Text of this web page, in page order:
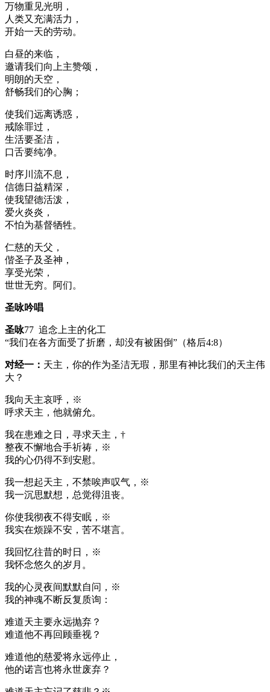
万物重见光明，
人类又充满活力，
开始一天的劳动。
白昼的来临，
邀请我们向上主赞颂，
明朗的天空，
舒畅我们的心胸；
使我们远离诱惑，
戒除罪过，
生活要圣洁，
口舌要纯净。
时序川流不息，
信德日益精深，
使我望德活泼，
爱火炎炎，
不怕为基督牺牲。
仁慈的天父，
偕圣子及圣神，
享受光荣，
世世无穷。阿们。
圣咏吟唱
圣咏77 追念上主的化工
“我们在各方面受了折磨，却没有被困倒”（格后4:8）
对经一： 天主，你的作为圣洁无瑕，那里有神比我们的天主伟
大？
我向天主哀呼，※
呼求天主，他就俯允。
我在患难之日，寻求天主，†
整夜不懈地合手祈祷，※
我的心仍得不到安慰。
我一想起天主，不禁唉声叹气，※
我一沉思默想，总觉得沮丧。
你使我彻夜不得安眠，※
我实在烦躁不安，苦不堪言。
我回忆往昔的时日，※
我怀念悠久的岁月。
我的心灵夜间默默自问，※
我的神魂不断反复质询：
难道天主要永远抛弃？
难道他不再回顾垂视？
难道他的慈爱将永远停止，
他的诺言也将永世废弃？